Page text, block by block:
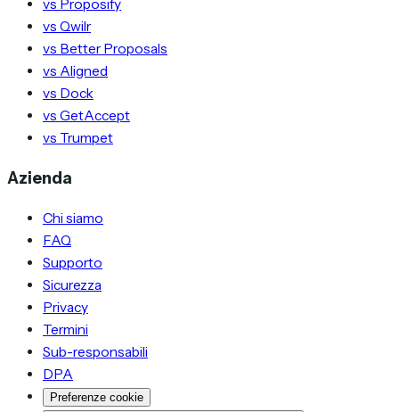
vs Proposify
vs Qwilr
vs Better Proposals
vs Aligned
vs Dock
vs GetAccept
vs Trumpet
Azienda
Chi siamo
FAQ
Supporto
Sicurezza
Privacy
Termini
Sub-responsabili
DPA
Preferenze cookie